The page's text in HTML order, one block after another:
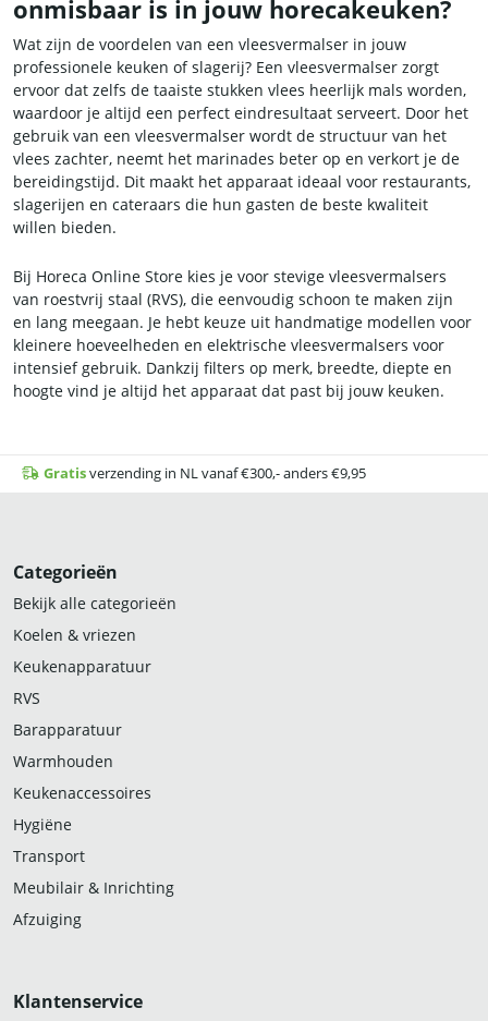
onmisbaar is in jouw horecakeuken?
Wat zijn de voordelen van een vleesvermalser in jouw
professionele keuken of slagerij? Een vleesvermalser zorgt
ervoor dat zelfs de taaiste stukken vlees heerlijk mals worden,
waardoor je altijd een perfect eindresultaat serveert. Door het
gebruik van een vleesvermalser wordt de structuur van het
vlees zachter, neemt het marinades beter op en verkort je de
bereidingstijd. Dit maakt het apparaat ideaal voor restaurants,
slagerijen en cateraars die hun gasten de beste kwaliteit
willen bieden.
Bij Horeca Online Store kies je voor stevige vleesvermalsers
van roestvrij staal (RVS), die eenvoudig schoon te maken zijn
en lang meegaan. Je hebt keuze uit handmatige modellen voor
kleinere hoeveelheden en elektrische vleesvermalsers voor
intensief gebruik. Dankzij filters op merk, breedte, diepte en
hoogte vind je altijd het apparaat dat past bij jouw keuken.
Gratisverzending in NL vanaf €300,- anders €9,95
Categorieën
Bekijk alle categorieën
Koelen & vriezen
Keukenapparatuur
RVS
Barapparatuur
Warmhouden
Keukenaccessoires
Hygiëne
Transport
Meubilair & Inrichting
Afzuiging
Klantenservice